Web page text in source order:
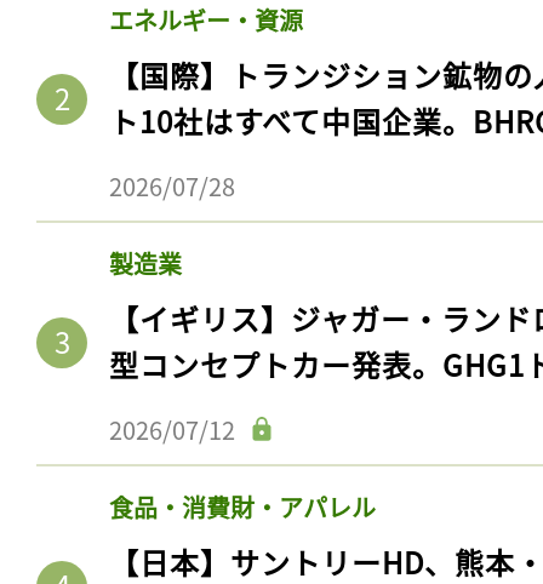
エネルギー・資源
【国際】トランジション鉱物
ト10社はすべて中国企業。
2026/07/28
製造業
【イギリス】ジャガー・ラン
型コンセプトカー発表。GHG1
2026/07/12
食品・消費財・アパレル
【日本】サントリーHD、熊本